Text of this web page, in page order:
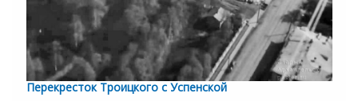
Перекресток Троицкого с Успенской